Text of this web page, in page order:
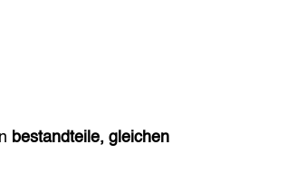
bestandteile, gleichen